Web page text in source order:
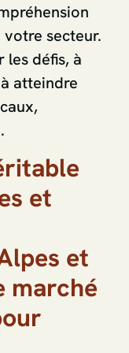
votre secteur.
les défis, à
atteindre
et
et
marché